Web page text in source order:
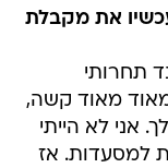
את מקבלת
תחרותי
מאוד קשה,
אני לא הייתי
למסעדות. אז